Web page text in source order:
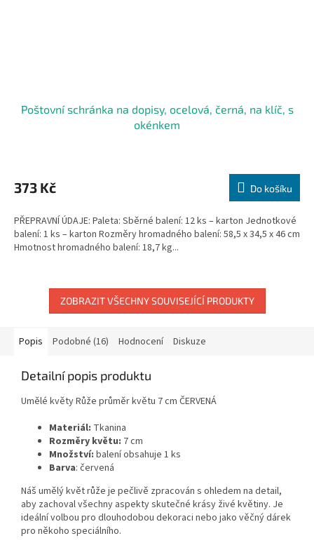
Poštovní schránka na dopisy, ocelová, černá, na klíč, s
okénkem
373 Kč Do košíku
PŘEPRAVNÍ ÚDAJE: Paleta: Sběrné balení: 12 ks – karton Jednotkové
balení: 1 ks – karton Rozměry hromadného balení: 58,5 x 34,5 x 46 cm
Hmotnost hromadného balení: 18,7 kg...
ZOBRAZIT VŠECHNY SOUVISEJÍCÍ PRODUKTY
Popis Podobné (16) Hodnocení Diskuze
Detailní popis produktu
Umělé květy Růže průměr květu 7 cm ČERVENÁ
Materiál: Tkanina
Rozměry květu: 7 cm
Množství: balení obsahuje 1 ks
Barva: červená
Náš umělý květ růže je pečlivě zpracován s ohledem na detail,
aby zachoval všechny aspekty skutečné krásy živé květiny. Je
ideální volbou pro dlouhodobou dekoraci nebo jako věčný dárek
pro někoho speciálního.